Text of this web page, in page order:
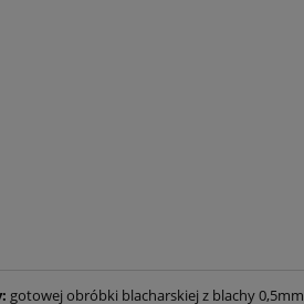
gotowej obróbki blacharskiej z blachy 0,5mm